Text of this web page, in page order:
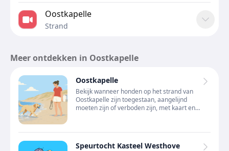
Oostkapelle
Strand
Meer ontdekken in Oostkapelle
Oostkapelle
Bekijk wanneer honden op het strand van
Oostkapelle zijn toegestaan, aangelijnd
moeten zijn of verboden zijn, met kaart en
Speurtocht Kasteel Westhove